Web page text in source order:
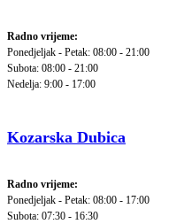
Radno vrijeme:
Ponedjeljak - Petak: 08:00 - 21:00
Subota: 08:00 - 21:00
Nedelja: 9:00 - 17:00
Kozarska Dubica
Radno vrijeme:
Ponedjeljak - Petak: 08:00 - 17:00
Subota: 07:30 - 16:30